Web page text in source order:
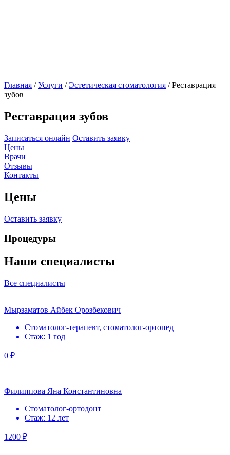
Главная /Услуги /Эстетическая стоматология /Реставрация
зубов
Реставрация зубов
Записаться онлайн Оставить заявку
Цены
Врачи
Отзывы
Контакты
Цены
Оставить заявку
Процедуры
Наши специалисты
Все специалисты
Мырзаматов Айбек Орозбекович
Стоматолог-терапевт, стоматолог-ортопед
Стаж: 1 год
0 ₽
Филиппова Яна Константиновна
Стоматолог-ортодонт
Стаж: 12 лет
1200 ₽